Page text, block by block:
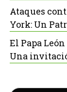
Ataques
York: Un
El Papa
Una